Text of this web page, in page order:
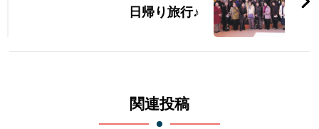
シ
日帰り旅行♪
関連投稿